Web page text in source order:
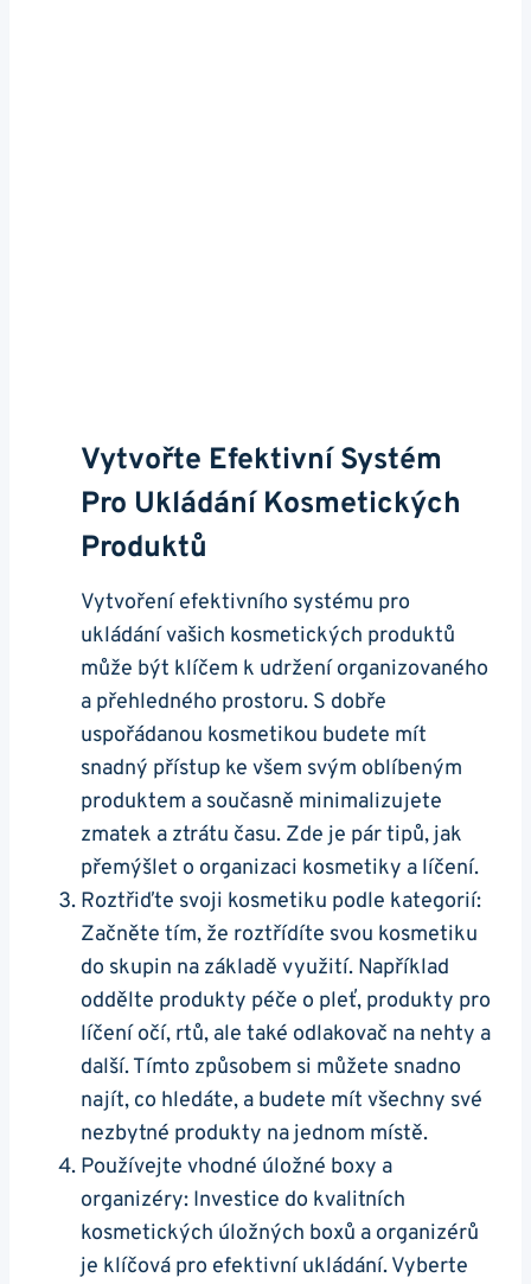
Vytvořte Efektivní Systém
Pro Ukládání Kosmetických
Produktů
Vytvoření efektivního systému pro
ukládání vašich kosmetických produktů
může být klíčem k udržení organizovaného
a přehledného prostoru. S dobře
uspořádanou kosmetikou budete mít
snadný přístup ke všem svým oblíbeným
produktem a současně minimalizujete
zmatek a ztrátu času. Zde je pár tipů, jak
přemýšlet o organizaci kosmetiky a líčení.
Roztřiďte svoji kosmetiku podle kategorií:
Začněte tím, že roztřídíte svou kosmetiku
do skupin na základě využití. Například
oddělte produkty péče o pleť, produkty pro
líčení očí, rtů, ale také odlakovač na nehty a
další. Tímto způsobem si můžete snadno
najít, co hledáte, a budete mít všechny své
nezbytné produkty na jednom místě.
Používejte vhodné úložné boxy a
organizéry: Investice do kvalitních
kosmetických úložných boxů a organizérů
je klíčová pro efektivní ukládání. Vyberte